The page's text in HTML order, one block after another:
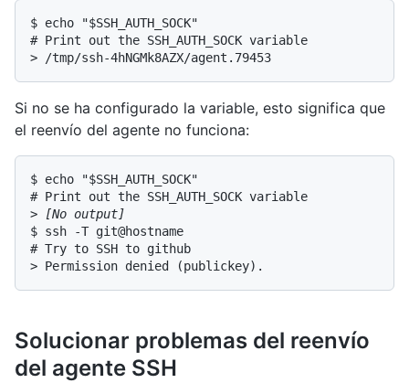
$ echo "$SSH_AUTH_SOCK"
# Print out the SSH_AUTH_SOCK variable
> /tmp/ssh-4hNGMk8AZX/agent.79453
Si no se ha configurado la variable, esto significa que
el reenvío del agente no funciona:
$ echo "$SSH_AUTH_SOCK"
# Print out the SSH_AUTH_SOCK variable
>
[No output]
$ ssh -T git@hostname
# Try to SSH to github
> Permission denied (publickey).
Solucionar problemas del reenvío
del agente SSH